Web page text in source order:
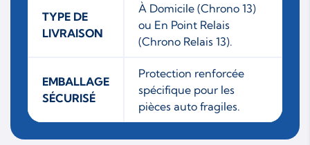
TYPE DE
LIVRAISON
À Domicile (Chrono 13)
ou En Point Relais
(Chrono Relais 13).
EMBALLAGE
SÉCURISÉ
Protection renforcée
spécifique pour les
pièces auto fragiles.